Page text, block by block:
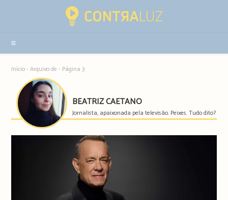
sidebar
Início-Arquivo de - Página 3
BEATRIZ CAETANO
Jornalista, apaixonada pela televisão. Peixes. Tudo dito?